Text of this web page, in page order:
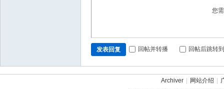
您
发表回复 回帖并转播 回帖后跳转
Archiver 网站介绍